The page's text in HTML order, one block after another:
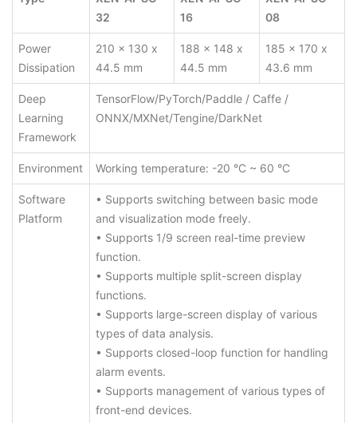
32
16
08
Power
Dissipation
210 x 130 x
44.5 mm
188 x 148 x
44.5 mm
185 x 170 x
43.6 mm
Deep
Learning
Framework
TensorFlow/PyTorch/Paddle / Caffe /
ONNX/MXNet/Tengine/DarkNet
Environment Working temperature: -20 °C ~ 60 °C
Software
Platform
• Supports switching between basic mode
and visualization mode freely.
• Supports 1/9 screen real-time preview
function.
• Supports multiple split-screen display
functions.
• Supports large-screen display of various
types of data analysis.
• Supports closed-loop function for handling
alarm events.
• Supports management of various types of
front-end devices.